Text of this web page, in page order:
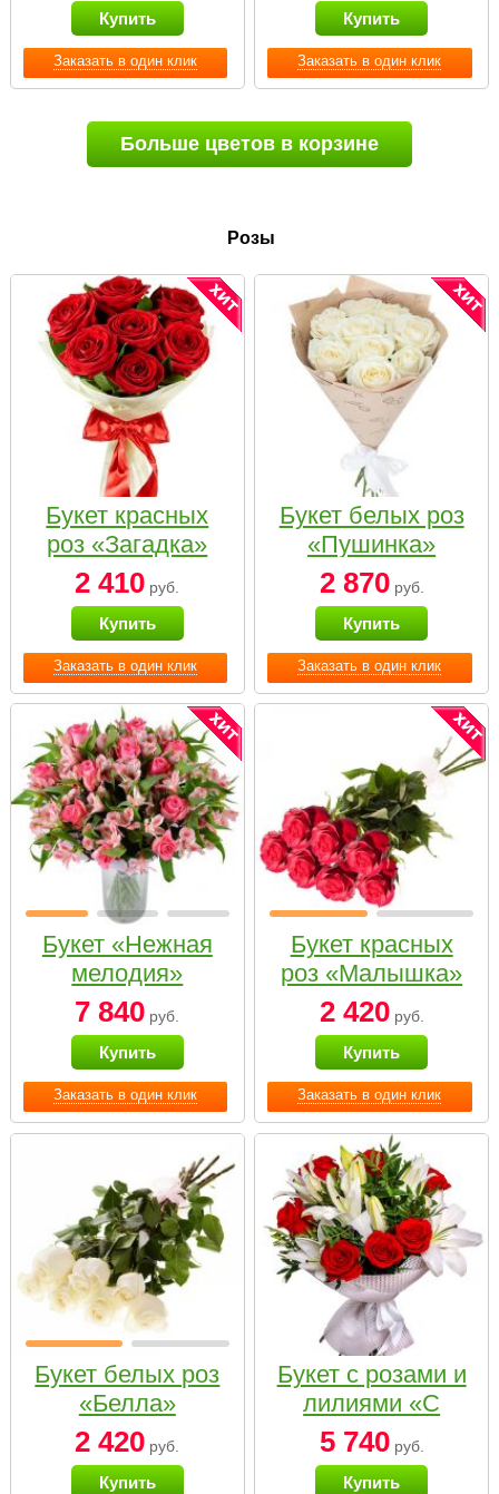
Заказать в один клик
Купить
Заказать в один клик
Купить
Больше цветов в корзине
Розы
Заказать в один клик
Букет красных
роз «Загадка»
2 410 руб.
Купить
Заказать в один клик
Букет белых роз
«Пушинка»
2 870руб.
Купить
Заказать в один клик
Букет «Нежная
мелодия»
7 840 руб.
Купить
Заказать в один клик
Букет красных
роз «Малышка»
2 420руб.
Купить
Букет белых роз
«Белла»
2 420 руб.
Купить
Букет с розами и
лилиями «С
наилучшими
пожеланиями»
5 740руб.
Купить